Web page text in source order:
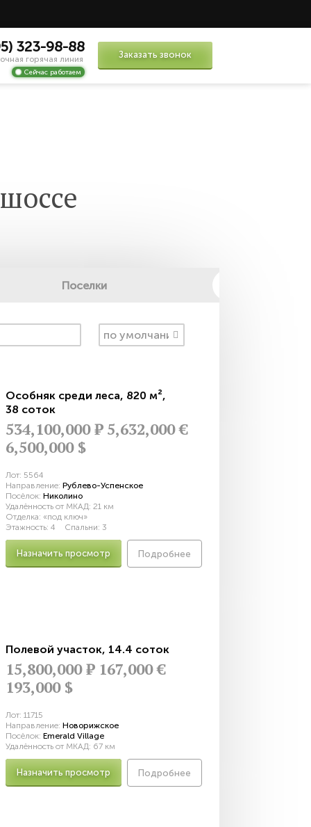
323-98-88
горячая линия
Сейчас работаем
Заказать звонок
Поселки
Особняк среди леса, 820 м²,
38 соток
534,100,000Р 5,632,000 €
6,500,000 $
Лот: 5564
Направление: Рублево-Успенское
Посёлок: Николино
Удалённость от МКАД: 21 км
Отделка: «под ключ»
Этажность: 4 Спальни: 3
Назначить просмотр Подробнее
Полевой участок, 14.4 соток
15,800,000Р 167,000 €
193,000 $
Лот: 11715
Направление: Новорижское
Посёлок: Emerald Village
Удалённость от МКАД: 67 км
Назначить просмотр Подробнее